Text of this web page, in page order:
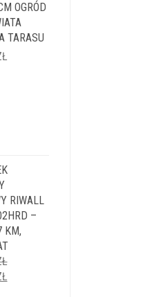
OGRÓD
TARASU
RIWALL
–
KM,
AKTUALNA